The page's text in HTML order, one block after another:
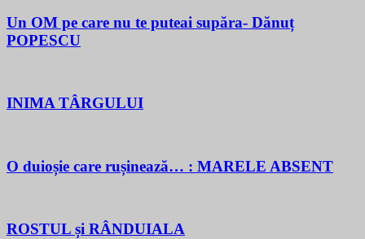
Un OM pe care nu te puteai supăra- Dănuț
POPESCU
INIMA TÂRGULUI
O duioșie care rușinează… : MARELE ABSENT
ROSTUL și RÂNDUIALA